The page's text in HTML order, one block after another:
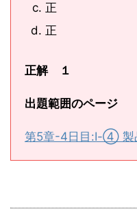
正
正
正解 １
出題範囲のページ
第5章-4日目:Ⅰ-④ 製